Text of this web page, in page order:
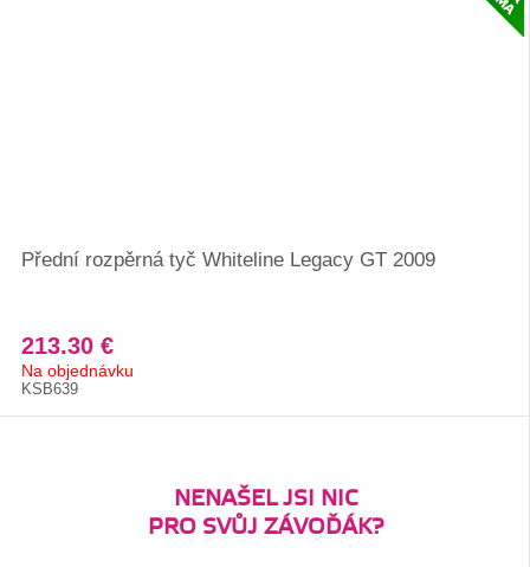
Přední rozpěrná tyč Whiteline Legacy GT 2009
213.30 €
Na objednávku
KSB639
NENAŠEL JSI NIC
PRO SVŮJ ZÁVOĎÁK?